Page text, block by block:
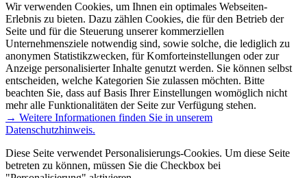
Wir verwenden Cookies, um Ihnen ein optimales Webseiten-
Erlebnis zu bieten. Dazu zählen Cookies, die für den Betrieb der
Seite und für die Steuerung unserer kommerziellen
Unternehmensziele notwendig sind, sowie solche, die lediglich zu
anonymen Statistikzwecken, für Komforteinstellungen oder zur
Anzeige personalisierter Inhalte genutzt werden. Sie können selbst
entscheiden, welche Kategorien Sie zulassen möchten. Bitte
beachten Sie, dass auf Basis Ihrer Einstellungen womöglich nicht
mehr alle Funktionalitäten der Seite zur Verfügung stehen.
→ Weitere Informationen finden Sie in unserem
Datenschutzhinweis.
Diese Seite verwendet Personalisierungs-Cookies. Um diese Seite
betreten zu können, müssen Sie die Checkbox bei